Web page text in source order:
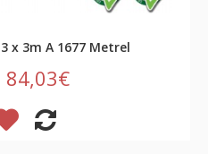
x 3m A 1677 Metrel
84,03€